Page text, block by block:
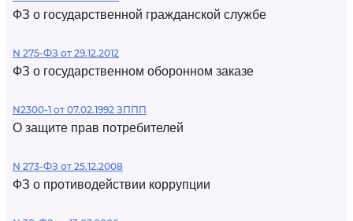
ФЗ о государственной гражданской службе
N 275-ФЗ от 29.12.2012
ФЗ о государственном оборонном заказе
N2300-1 от 07.02.1992 ЗППП
О защите прав потребителей
N 273-ФЗ от 25.12.2008
ФЗ о противодействии коррупции